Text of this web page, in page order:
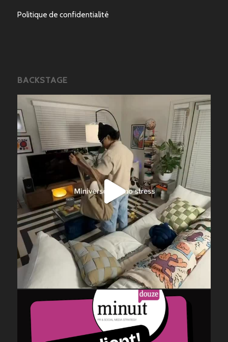
Politique de confidentialité
BACKSTAGE